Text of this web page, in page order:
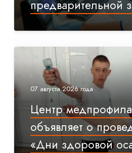
предварительной
07 августа 2026 года
Центр
объявляет о
«Дни здоровой